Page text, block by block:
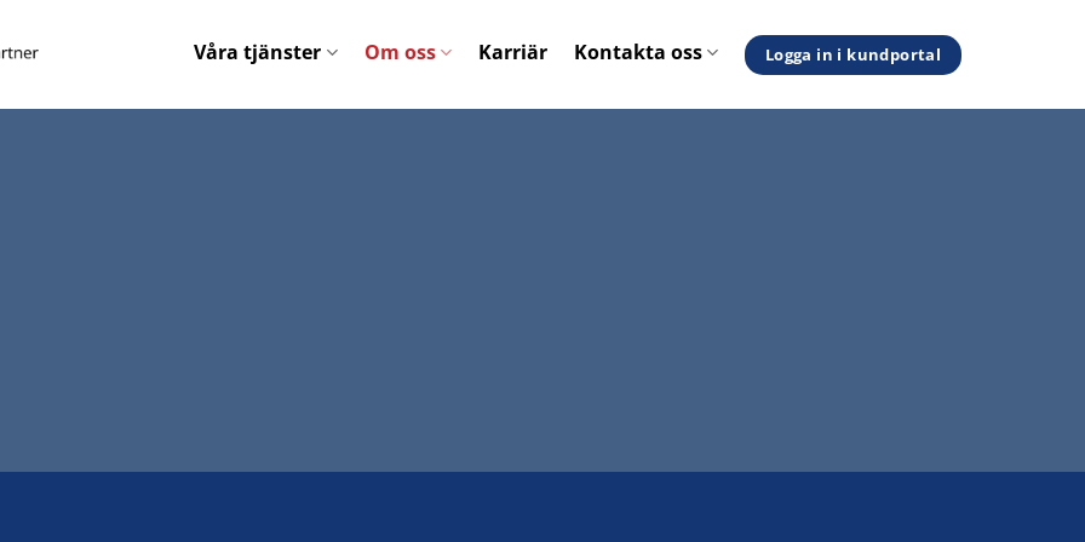
Våra tjänster Om oss Karriär Kontakta oss Logga in i kundportal